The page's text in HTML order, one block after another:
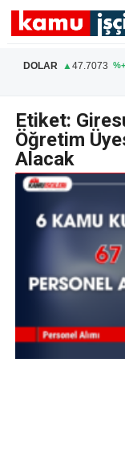
DOLAR ▲ 47.7073
Etiket:
Öğretim
Alacak